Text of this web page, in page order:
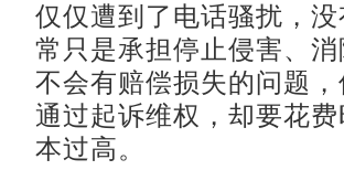
仅仅遭到了电话骚扰，
常只是承担停止侵害、
不会有赔偿损失的问题
通过起诉维权，却要花
本过高。